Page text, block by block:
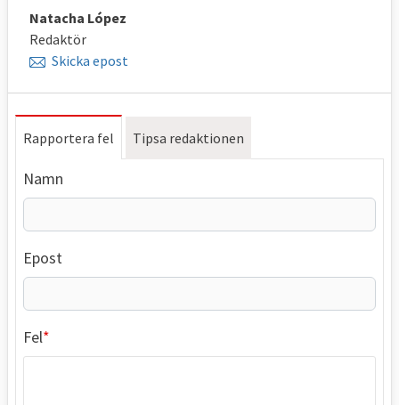
Natacha López
Redaktör
Skicka epost
Rapportera fel Tipsa redaktionen
Namn
Epost
Fel